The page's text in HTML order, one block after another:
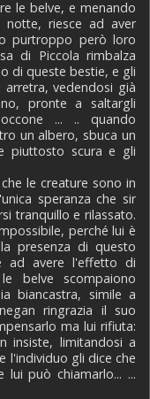
le belve, e menando
riesce ad aver
purtroppo però loro
di Piccola rimbalza
di queste bestie, e gli
vedendosi già
pronte a saltargli
... .. quando
un albero, sbuca un
piuttosto scura e gli
le creature sono in
speranza che sir
tranquillo e rilassato.
perché lui è
presenza di questo
ad avere l'effetto di
belve scompaiono
biancastra, simile a
ringrazia il suo
ma lui rifiuta:
insiste, limitandosi a
l'individuo gli dice che
può chiamarlo... ...